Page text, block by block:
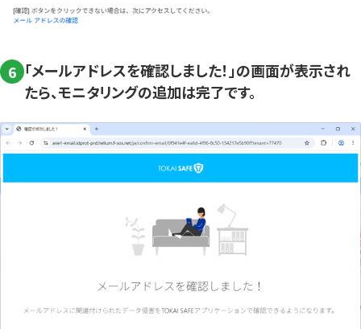
6 「メールアドレスを確認しました！」の画面が表示され
たら、モニタリングの追加は完了です。